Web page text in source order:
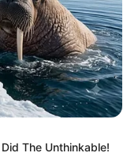
The Unthinkable!